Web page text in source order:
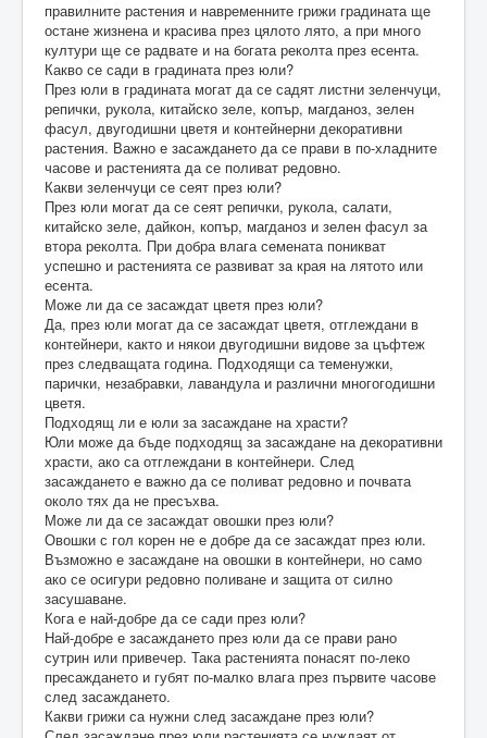
правилните растения и навременните грижи градината ще
остане жизнена и красива през цялото лято, а при много
култури ще се радвате и на богата реколта през есента.
Какво се сади в градината през юли?
През юли в градината могат да се садят листни зеленчуци,
репички, рукола, китайско зеле, копър, магданоз, зелен
фасул, двугодишни цветя и контейнерни декоративни
растения. Важно е засаждането да се прави в по-хладните
часове и растенията да се поливат редовно.
Какви зеленчуци се сеят през юли?
През юли могат да се сеят репички, рукола, салати,
китайско зеле, дайкон, копър, магданоз и зелен фасул за
втора реколта. При добра влага семената поникват
успешно и растенията се развиват за края на лятото или
есента.
Може ли да се засаждат цветя през юли?
Да, през юли могат да се засаждат цветя, отглеждани в
контейнери, както и някои двугодишни видове за цъфтеж
през следващата година. Подходящи са теменужки,
парички, незабравки, лавандула и различни многогодишни
цветя.
Подходящ ли е юли за засаждане на храсти?
Юли може да бъде подходящ за засаждане на декоративни
храсти, ако са отглеждани в контейнери. След
засаждането е важно да се поливат редовно и почвата
около тях да не пресъхва.
Може ли да се засаждат овошки през юли?
Овошки с гол корен не е добре да се засаждат през юли.
Възможно е засаждане на овошки в контейнери, но само
ако се осигури редовно поливане и защита от силно
засушаване.
Кога е най-добре да се сади през юли?
Най-добре е засаждането през юли да се прави рано
сутрин или привечер. Така растенията понасят по-леко
пресаждането и губят по-малко влага през първите часове
след засаждането.
Какви грижи са нужни след засаждане през юли?